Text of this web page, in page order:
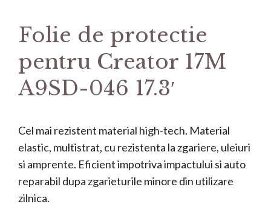
Folie de protectie
pentru Creator 17M
A9SD-046 17.3′
Cel mai rezistent material high-tech. Material
elastic, multistrat, cu rezistenta la zgariere, uleiuri
si amprente. Eficient impotriva impactului si auto
reparabil dupa zgarieturile minore din utilizare
zilnica.